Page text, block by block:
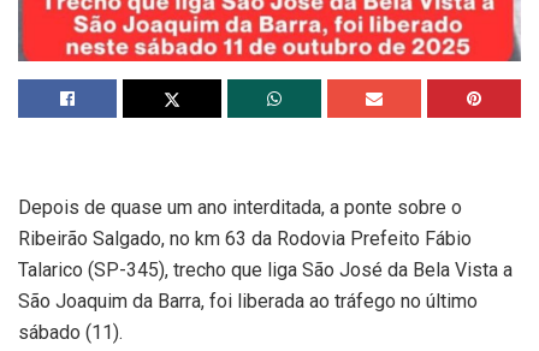
Depois de quase um ano interditada, a ponte sobre o
Ribeirão Salgado, no km 63 da Rodovia Prefeito Fábio
Talarico (SP-345), trecho que liga São José da Bela Vista a
São Joaquim da Barra, foi liberada ao tráfego no último
sábado (11).